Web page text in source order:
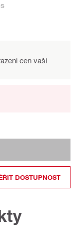
cen vaší
DOSTUPNOST